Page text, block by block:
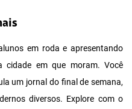
em roda e apresentando
em que moram. Você
um jornal do final de semana,
diversos. Explore com o